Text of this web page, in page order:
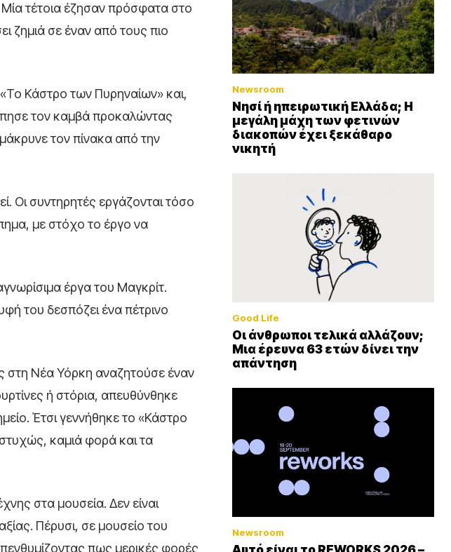
τέτοια έζησαν πρόσφατα στο
ζημιά σε έναν από τους πιο
«Το Κάστρο των Πυρηναίων» και,
τον καμβά προκαλώντας
τον πίνακα από την
Οι συντηρητές εργάζονται τόσο
με στόχο το έργο να
έργα του Μαγκρίτ.
του δεσπόζει ένα πέτρινο
στη Νέα Υόρκη αναζητούσε έναν
ή στόρια, απευθύνθηκε
Έτσι γεννήθηκε το «Κάστρο
καμιά φορά και τα
στα μουσεία. Δεν είναι
Πέρυσι, σε μουσείο του
πως μερικές φορές
Newsroom
Νησί ή ηπειρωτική Ελλάδα; Η
μεγάλη μάχη των φετινών
διακοπών έχει ξεκάθαρο
νικητή
Good Life
Οι άνθρωποι τελικά αλλάζουν;
Μια έρευνα 63 ετών δίνει την
απάντηση
Newsroom